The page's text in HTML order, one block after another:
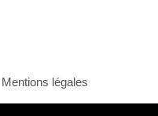
Mentions légales